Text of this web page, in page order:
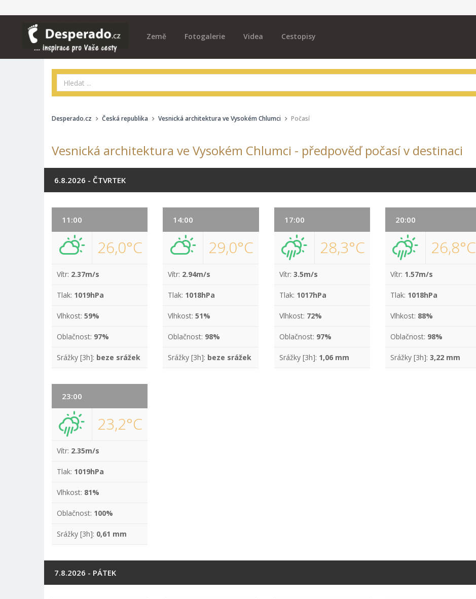
Země Fotogalerie Videa Cestopisy
Desperado.cz Česká republika Vesnická architektura ve Vysokém Chlumci Počasí
Vesnická architektura ve Vysokém Chlumci - předpověď počasí v destinaci
6.8.2026 - ČTVRTEK
11:00
26,0°C
Vítr: 2.37m/s
Tlak: 1019hPa
Vlhkost: 59%
Oblačnost: 97%
Srážky [3h]: beze srážek
14:00
29,0°C
Vítr: 2.94m/s
Tlak: 1018hPa
Vlhkost:51%
Oblačnost: 98%
Srážky [3h]: beze srážek
17:00
28,3°C
Vítr: 3.5m/s
Tlak: 1017hPa
Vlhkost: 72%
Oblačnost: 97%
Srážky [3h]: 1,06 mm
20:00
26,8°C
Vítr: 1.57m/s
Tlak: 1018hPa
Vlhkost: 88%
Oblačnost: 98%
Srážky [3h]:3,22 mm
23:00
23,2°C
Vítr: 2.35m/s
Tlak: 1019hPa
Vlhkost: 81%
Oblačnost: 100%
Srážky [3h]: 0,61 mm
7.8.2026 - PÁTEK